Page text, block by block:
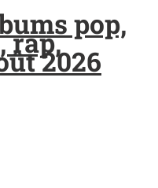
pop,
rap,
2026